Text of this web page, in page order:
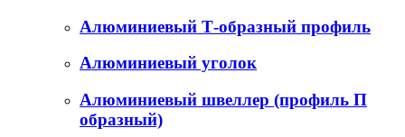
Алюминиевый Т-образный профиль
Алюминиевый уголок
Алюминиевый швеллер (профиль П
образный)